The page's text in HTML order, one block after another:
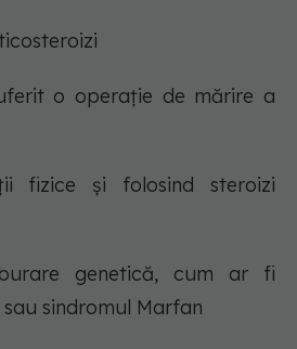
o operație de mărire a
fizice și folosind steroizi
genetică, cum ar fi
sindromul Marfan